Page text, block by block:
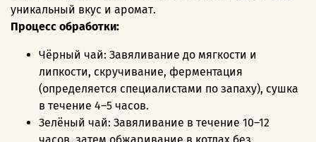
уникальный вкус и аромат.
Процесс обработки:
Чёрный чай: Завяливание до мягкости и
липкости, скручивание, ферментация
(определяется специалистами по запаху), сушка
в течение 4–5 часов.
Зелёный чай: Завяливание в течение 10–12